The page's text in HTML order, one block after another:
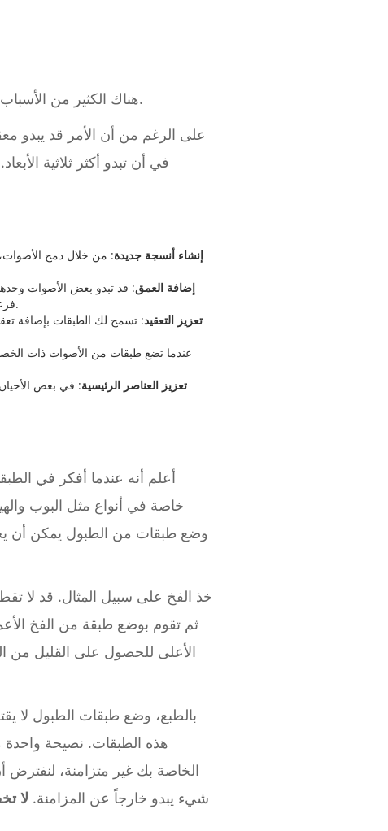
هناك الكثير من الأسباب التي تجعل وضع طبقات الأصوات في طبقات أسلوباً مفضلاً للمنتجين على جميع المستويات.
على الرغم من أن الأمر قد يبدو
في أن تبدو أكثر ثلاثية
إنشاء أنسجة جديدة: من خلال دمج
إضافة العمق: قد تبدو بعض الأصوات
فرعي عميق مع صوت جهير متوسط قوي، على سبيل المثال، أو الجمع بين أصوات مختلفة في لقطة واحدة أكبر.
تعزيز التعقيد: تسمح لك الطبقات بإضافة
تعزيز العناصر الرئيسية: في بعض
أعلم أنه عندما أفكر في
خاصة في أنواع مثل البوب
وضع طبقات من الطبول يمكن أن
خذ الفخ على سبيل المثال. قد لا
ثم تقوم بوضع طبقة من الفخ
الأعلى للحصول على القليل من
بالطبع، وضع طبقات الطبول لا
هذه الطبقات. نصيحة
الخاصة بك غير متزامنة،
شيء يبدو خارجاً عن المزامنة. لا